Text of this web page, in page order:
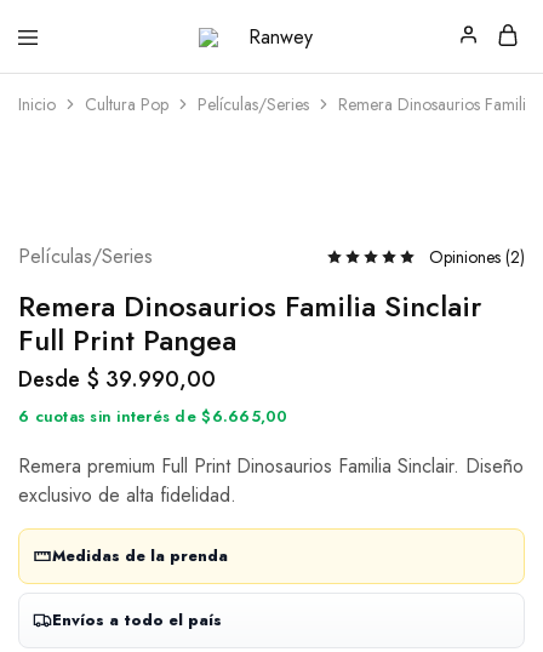
Ranwey
|
Tu
Estilo,
Estilo,
Tu
Diseño
Inicio Cultura Pop Películas/Series Remera Dinosaurios
Películas/Series Opiniones (2)
Remera Dinosaurios Familia Sinclair
Full Print Pangea
Desde $ 39.990,00
6 cuotas sin interés de $6.665,00
Remera premium Full Print Dinosaurios Familia Sinclair. Diseño
exclusivo de alta fidelidad.
Medidas de la prenda
Envíos a todo el país